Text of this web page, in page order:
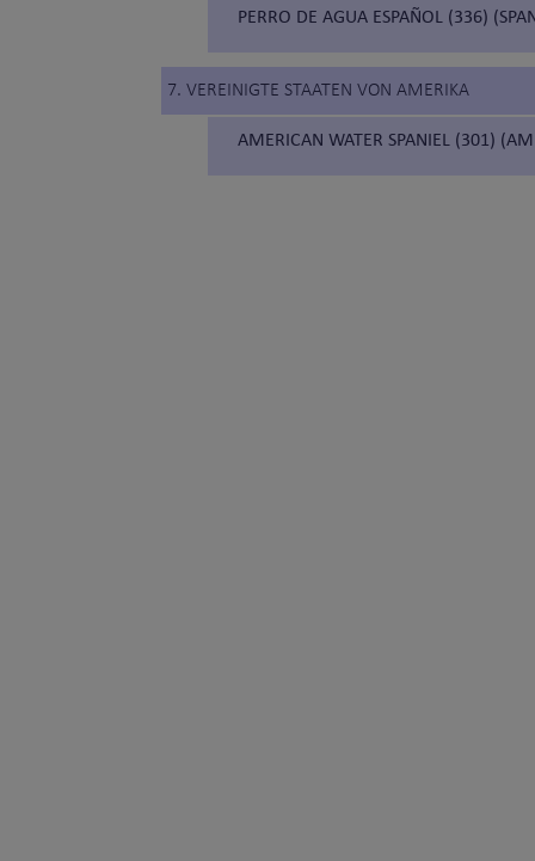
PERRO DE AGUA ESPAÑOL (336)
7. VEREINIGTE STAATEN VON AMERIKA
AMERICAN WATER SPANIEL (301)